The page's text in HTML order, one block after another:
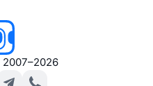
2007–2026